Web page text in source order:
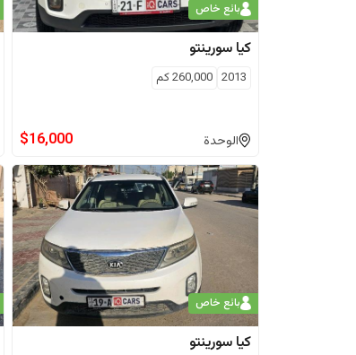
بائع خاص
كيا سورينتو
2013
260,000كم
الوحدة $16,000
بائع خاص
كيا سورينتو